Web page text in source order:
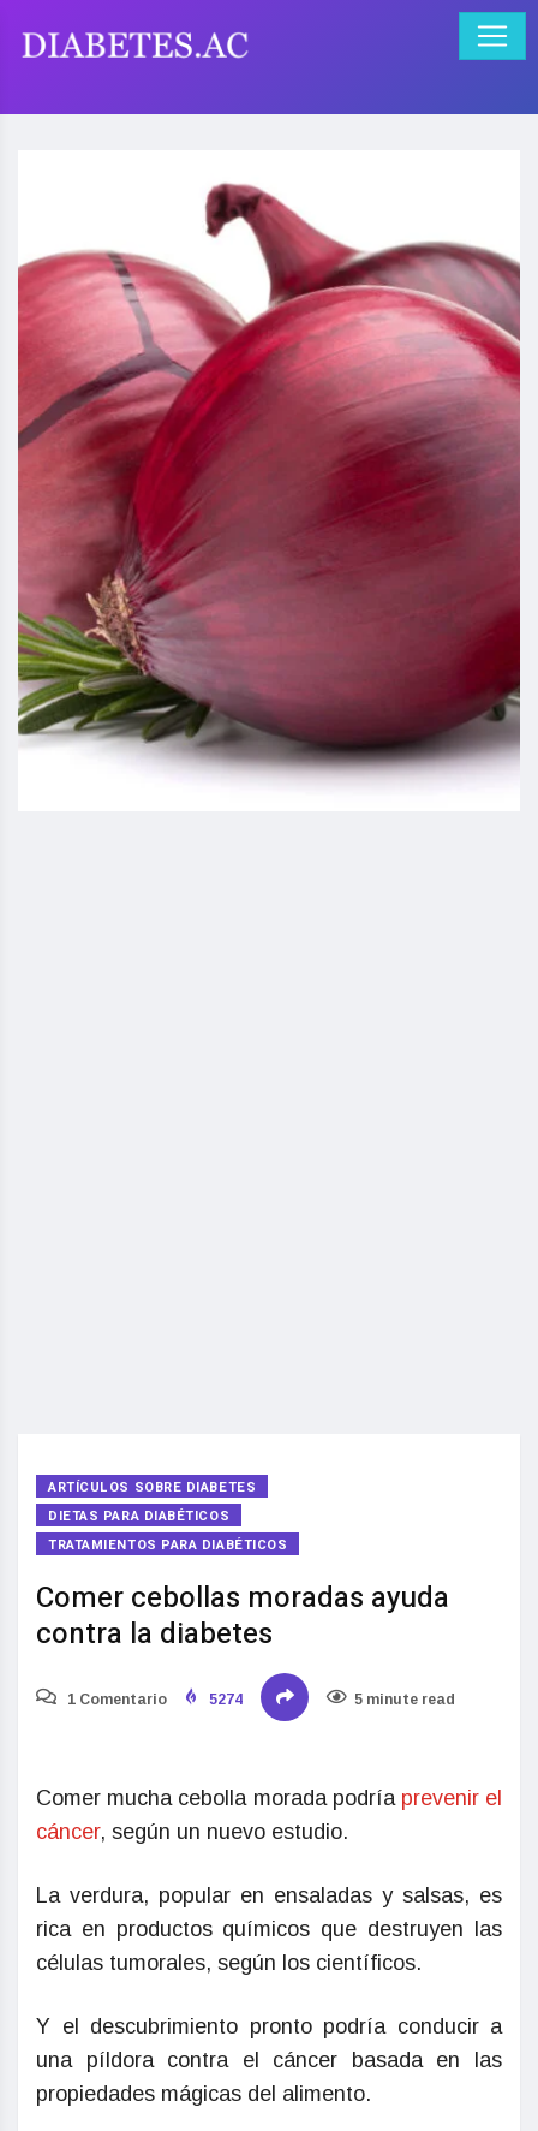
ARTÍCULOS SOBRE DIABETES
DIETAS PARA DIABÉTICOS
TRATAMIENTOS PARA DIABÉTICOS
Comer cebollas moradas ayuda
contra la diabetes
1 Comentario 5274 5 minute read
Comer mucha cebolla morada podría prevenir el
cáncer, según un nuevo estudio.
La verdura, popular en ensaladas y salsas, es
rica en productos químicos que destruyen las
células tumorales, según los científicos.
Y el descubrimiento pronto podría conducir a
una píldora contra el cáncer basada en las
propiedades mágicas del alimento.